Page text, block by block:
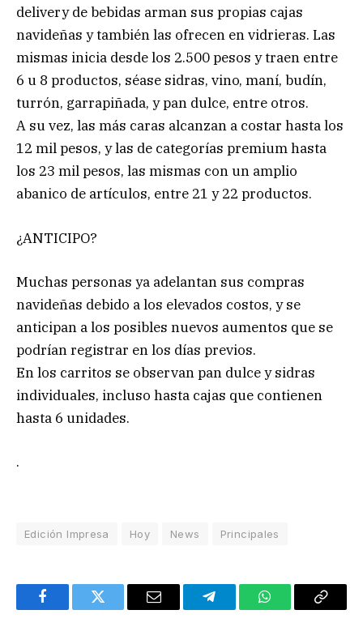
delivery de bebidas arman sus propias cajas
navideñas y también las ofrecen en vidrieras. Las
mismas inicia desde los 2.500 pesos y traen entre
6 u 8 productos, séase sidras, vino, maní, budín,
turrón, garrapiñada, y pan dulce, entre otros.
A su vez, las más caras alcanzan a costar hasta los
12 mil pesos, y las de categorías premium hasta
los 23 mil pesos, las mismas con un amplio
abanico de artículos, entre 21 y 22 productos.
¿ANTICIPO?
Muchas personas ya adelantan sus compras
navideñas debido a los elevados costos, y se
anticipan a los posibles nuevos aumentos que se
podrían registrar en los días previos.
En los carritos se observan pan dulce y sidras
individuales, incluso hasta cajas que contienen
hasta 6 unidades.
.
Edición Impresa Hoy News Principales
FacebookTwitter Email TelegramWhatsAppCopy